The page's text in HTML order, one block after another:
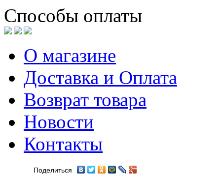
Способы оплаты
О магазине
Доставка и Оплата
Возврат товара
Новости
Контакты
Поделиться